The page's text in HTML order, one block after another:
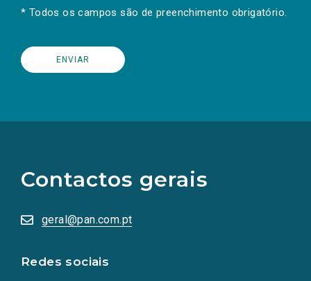
* Todos os campos são de preenchimento obrigatório.
Contactos gerais
geral@pan.com.pt
Redes sociais
redes
sociais
numa
nova